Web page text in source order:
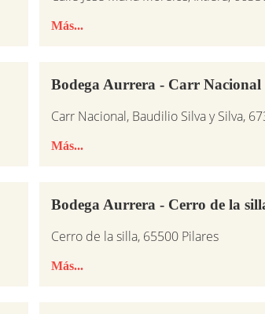
Más...
Bodega Aurrera - Carr Nacional
Carr Nacional, Baudilio Silva y Silva,
Más...
Bodega Aurrera - Cerro de la
Cerro de la silla, 65500 Pilares
Más...